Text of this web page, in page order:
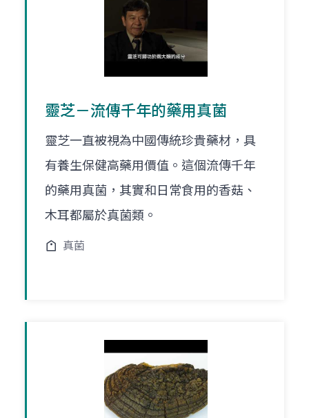
靈芝－流傳千年的藥用真菌
靈芝一直被視為中國傳統珍貴藥材，具
有養生保健高藥用價值。這個流傳千年
的藥用真菌，其實和日常食用的香菇、
木耳都屬於真菌類。
真菌